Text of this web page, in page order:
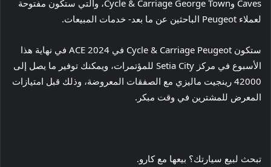
Caves وCycle & Carriage George Town، والتي ستكون مفتوحة
لعملاء Peugeot الباحثين عن ما بعد- خدمات المبيعات.
ستكون Cycle & Carriage Peugeot في ACE 2024 في نهاية هذا
الأسبوع في مركز Setia City للمؤتمرات، ويمكنك توفير ما يصل إلى
42000 رينجيت ماليزي مع الصفقات المعروضة، وذلك قبل امتيازات
المعرض للمشترين في وقت مبكر.
تبحث لبيع سيارتك؟ بيعها مع كارو.